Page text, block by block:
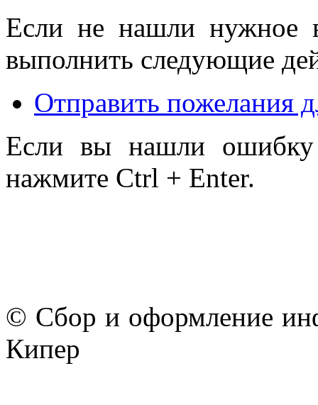
Если не нашли нужное
выполнить следующие
Отправить пожелания
Если вы нашли ошибку
нажмите Ctrl + Enter.
© Сбор и оформление
Кипер